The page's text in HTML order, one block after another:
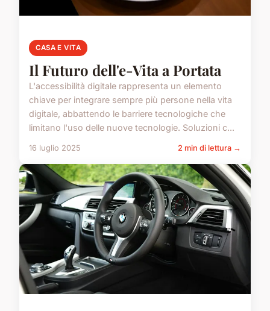
CASA E VITA
Il Futuro dell'e-Vita a Portata
L'accessibilità digitale rappresenta un elemento
chiave per integrare sempre più persone nella vita
digitale, abbattendo le barriere tecnologiche che
limitano l'uso delle nuove tecnologie. Soluzioni c...
16 luglio 2025 2 min di lettura →